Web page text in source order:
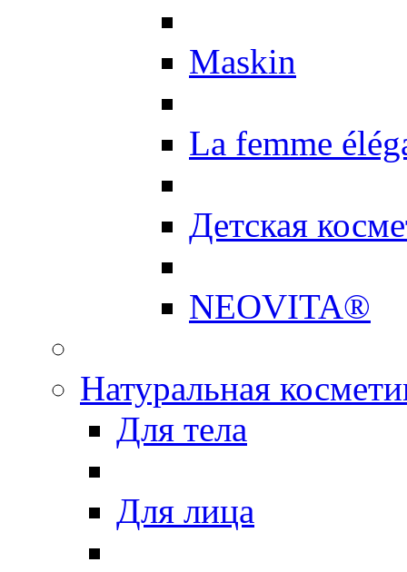
Maskin
La femme
Детская
NEOVITA®
Натуральная
Для тела
Для лица